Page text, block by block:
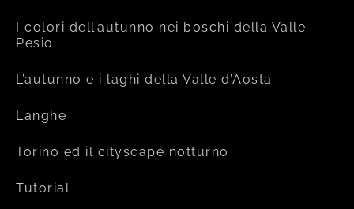
I colori dell’autunno nei boschi della Valle
Pesio
L’autunno e i laghi della Valle d’Aosta
Langhe
Torino ed il cityscape notturno
Tutorial